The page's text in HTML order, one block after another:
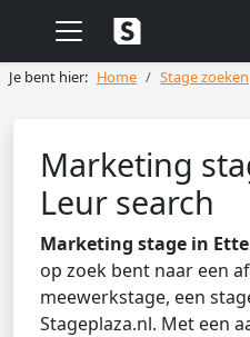
Je bent hier: Home Stage zoeken
Marketing
Leur search
Marketing stage in
op zoek bent naar een
meewerkstage, een
Stageplaza.nl. Met een